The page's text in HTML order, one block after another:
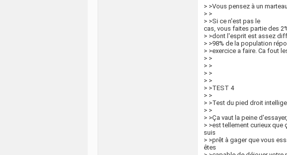
> >Vous pensez à un
> >
> >Si ce n'est pas le
cas, vous faites partie des
> >dont l'esprit est assez
> >98% de la population
> >exercice a faire. Ca fout
> >
> >
> >
> >
> >TEST 4
> >
> >Test du pied droit
> >
> >Ça vaut la peine
> >est tellement curieux que
suis
> >prêt à gager que vous
êtes